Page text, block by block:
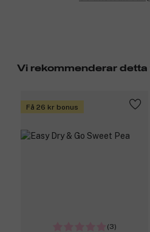
Vi rekommenderar detta
Få 26 kr bonus
(3)